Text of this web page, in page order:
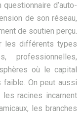
questionnaire d’auto-
de son réseau,
de soutien perçu.
les différents types
professionnelles,
où le capital
On peut aussi
les racines incarnent
les branches